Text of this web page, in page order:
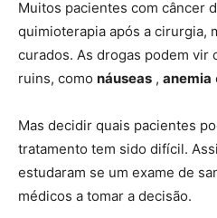
Muitos pacientes com câncer
quimioterapia após a cirurgia,
curados. As drogas podem vir
ruins, como náuseas , anemia
Mas decidir quais pacientes
tratamento tem sido difícil.
estudaram se um exame de
médicos a tomar a decisão.